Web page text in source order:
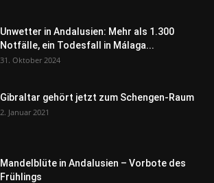
Unwetter in Andalusien: Mehr als 1.300
Notfälle, ein Todesfall in Málaga...
31. Oktober 2024
Gibraltar gehört jetzt zum Schengen-Raum
2. Januar 2021
Mandelblüte in Andalusien – Vorbote des
Frühlings